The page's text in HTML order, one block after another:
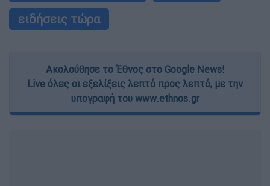
ειδήσεις τώρα
Ακολούθησε το Έθνος στο Google News!
Live όλες οι εξελίξεις λεπτό προς λεπτό, με την
υπογραφή του www.ethnos.gr